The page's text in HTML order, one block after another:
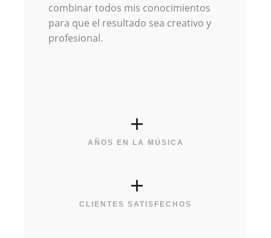
combinar todos mis conocimientos
para que el resultado sea creativo y
profesional.
AÑOS EN LA MÚSICA
+
CLIENTES SATISFECHOS
+